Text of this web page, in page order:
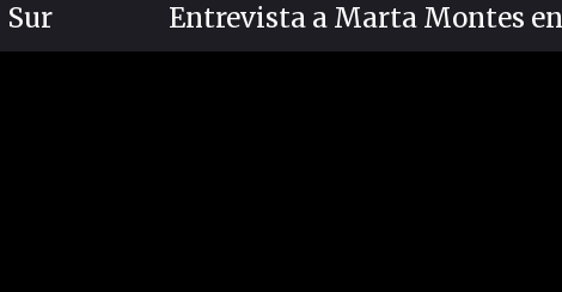
Entrevista a Marta Montes